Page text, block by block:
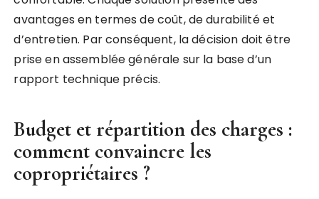
avantages en termes de coût, de durabilité et
d’entretien. Par conséquent, la décision doit être
prise en assemblée générale sur la base d’un
rapport technique précis.
Budget et répartition des charges :
comment convaincre les
copropriétaires ?